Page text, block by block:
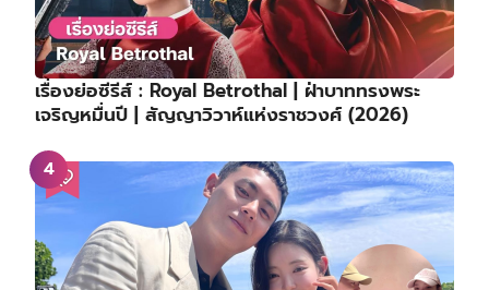
เรื่องย่อซีรีส์ : Royal Betrothal | ฝ่าบาททรงพระ
เจริญหมื่นปี | สัญญาวิวาห์แห่งราชวงศ์ (2026)